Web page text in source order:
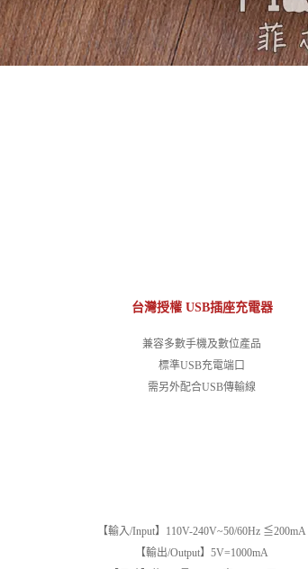
台灣授權 USB插座充電器
兼容多數手機及數位產品
標準USB充電端口
需另外配合USB傳輸線
【輸入/Input】110V-240V~50/60Hz ≦200mA
【輸出/Output】5V=1000mA